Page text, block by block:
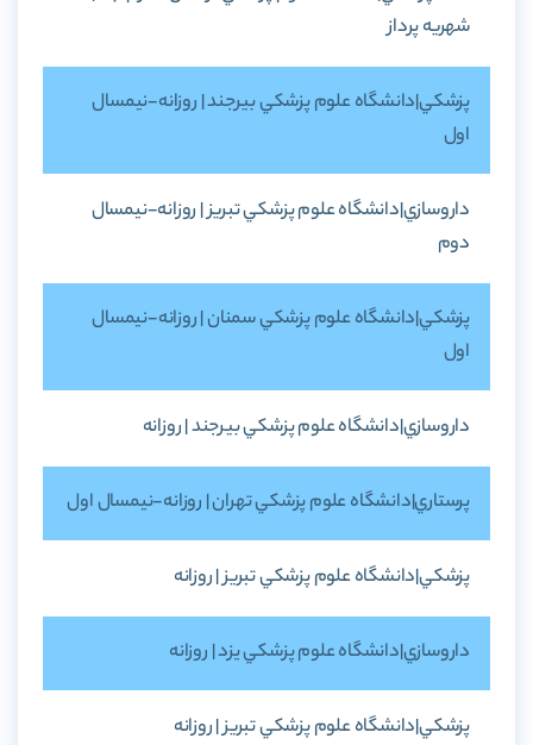
شهريه پرداز
پزشکي|دانشگاه علوم پزشکي بيرجند | روزانه-نيمسال
اول
داروسازي|دانشگاه علوم پزشکي تبريز | روزانه-نيمسال
دوم
پزشکي|دانشگاه علوم پزشکي سمنان | روزانه-نيمسال
اول
داروسازي|دانشگاه علوم پزشکي بيرجند | روزانه
پرستاري|دانشگاه علوم پزشکي تهران | روزانه-نيمسال اول
پزشکي|دانشگاه علوم پزشکي تبريز | روزانه
داروسازي|دانشگاه علوم پزشکي يزد | روزانه
پزشکي|دانشگاه علوم پزشکي تبريز | روزانه